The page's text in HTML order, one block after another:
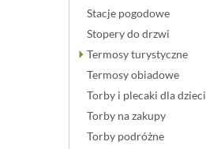
Stacje pogodowe
Stopery do drzwi
Termosy turystyczne
Termosy obiadowe
Torby i plecaki dla dzieci
Torby na zakupy
Torby podróżne